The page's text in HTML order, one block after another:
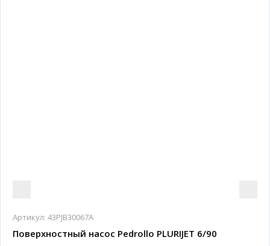
Артикул: 43PJB30067A
Поверхностный насос Pedrollo PLURIJET 6/90